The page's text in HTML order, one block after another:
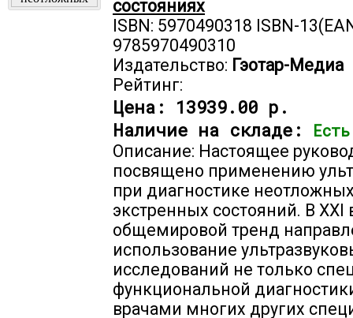
состояниях
ISBN: 5970490318 ISBN-
9785970490310
Издательство: Гэотар-Медиа
Рейтинг:
Цена: 13939.00 р.
Наличие на складе:
Описание: Настоящее
посвящено применению
при диагностике
экстренных состояний. В XXI
общемировой тренд
использование
исследований не только
функциональной
врачами многих других